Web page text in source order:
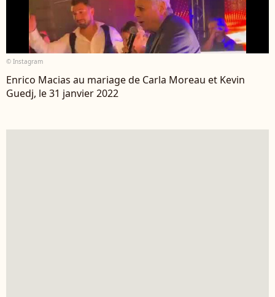
© Instagram
Enrico Macias au mariage de Carla Moreau et Kevin
Guedj, le 31 janvier 2022